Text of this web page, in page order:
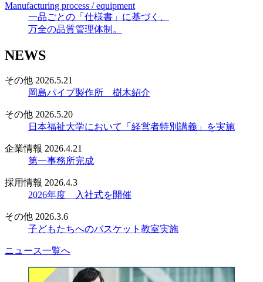
Manufacturing process / equipment
一品ごとの「仕様書」に基づく、
万全の品質管理体制。
NEWS
その他 2026.5.21
岡島パイプ製作所 樹木紹介
その他 2026.5.20
日本福祉大学において「経営者特別講義」を実施
企業情報 2026.4.21
第一事務所完成
採用情報 2026.4.3
2026年度 入社式を開催
その他 2026.3.6
子どもたちへのバスケット教室実施
ニュース一覧へ